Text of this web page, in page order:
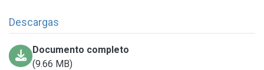
Descargas
Documento completo
(9.66 MB)